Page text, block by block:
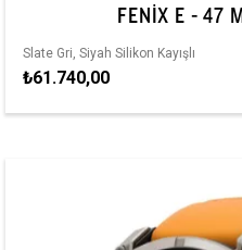
FENIX E - 47
Slate Gri, Siyah Silikon Kayışlı
₺61.740,00